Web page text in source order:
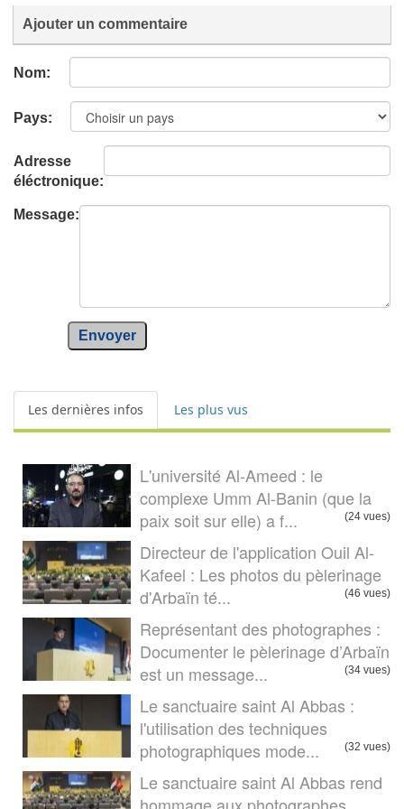
Ajouter un commentaire
Nom:
Pays:
Adresse
éléctronique:
Message:
Envoyer
Les dernières infos Les plus vus
L'université Al-Ameed : le
complexe Umm Al-Banin (que la
paix soit sur elle) a f...
(24 vues)
Directeur de l'application Ouil Al-
Kafeel : Les photos du pèlerinage
d'Arbaïn té...
(46 vues)
Représentant des photographes :
Documenter le pèlerinage d’Arbaïn
est un message...
(34 vues)
Le sanctuaire saint Al Abbas :
l'utilisation des techniques
photographiques mode...
(32 vues)
Le sanctuaire saint Al Abbas rend